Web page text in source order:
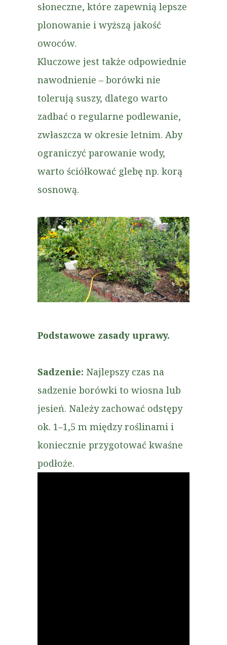
słoneczne, które zapewnią lepsze
plonowanie i wyższą jakość
owoców.
Kluczowe jest także odpowiednie
nawodnienie – borówki nie
tolerują suszy, dlatego warto
zadbać o regularne podlewanie,
zwłaszcza w okresie letnim. Aby
ograniczyć parowanie wody,
warto ściółkować glebę np. korą
sosnową.
Podstawowe zasady uprawy.
Sadzenie: Najlepszy czas na
sadzenie borówki to wiosna lub
jesień. Należy zachować odstępy
ok. 1–1,5 m między roślinami i
koniecznie przygotować kwaśne
podłoże.